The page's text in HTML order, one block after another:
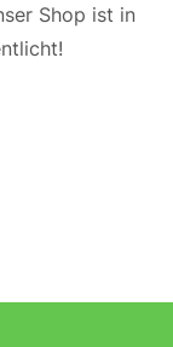
Shop ist in